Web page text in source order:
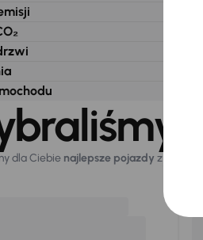
dla Ciebie najlepsze pojazdy z naszej